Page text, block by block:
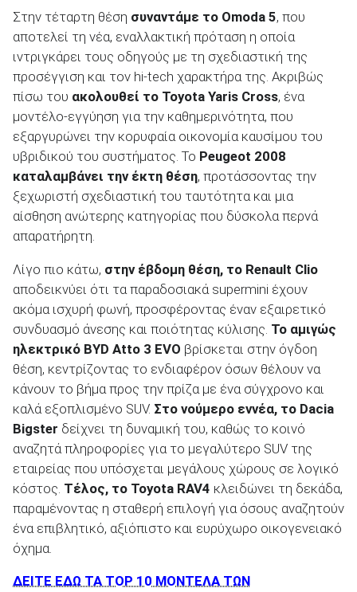
Στην τέταρτη θέση συναντάμε το Omoda 5, που
αποτελεί τη νέα, εναλλακτική πρόταση η οποία
ιντριγκάρει τους οδηγούς με τη σχεδιαστική της
προσέγγιση και τον hi-tech χαρακτήρα της. Ακριβώς
πίσω του ακολουθεί το Toyota Yaris Cross, ένα
μοντέλο-εγγύηση για την καθημερινότητα, που
εξαργυρώνει την κορυφαία οικονομία καυσίμου του
υβριδικού του συστήματος. Το Peugeot 2008
καταλαμβάνει την έκτη θέση, προτάσσοντας την
ξεχωριστή σχεδιαστική του ταυτότητα και μια
αίσθηση ανώτερης κατηγορίας που δύσκολα περνά
απαρατήρητη.
Λίγο πιο κάτω, στην έβδομη θέση, το Renault Clio
αποδεικνύει ότι τα παραδοσιακά supermini έχουν
ακόμα ισχυρή φωνή, προσφέροντας έναν εξαιρετικό
συνδυασμό άνεσης και ποιότητας κύλισης. Το αμιγώς
ηλεκτρικό BYD Atto 3 EVO βρίσκεται στην όγδοη
θέση, κεντρίζοντας το ενδιαφέρον όσων θέλουν να
κάνουν το βήμα προς την πρίζα με ένα σύγχρονο και
καλά εξοπλισμένο SUV. Στο νούμερο εννέα, το Dacia
Bigster δείχνει τη δυναμική του, καθώς το κοινό
αναζητά πληροφορίες για το μεγαλύτερο SUV της
εταιρείας που υπόσχεται μεγάλους χώρους σε λογικό
κόστος. Τέλος, το Toyota RAV4 κλειδώνει τη δεκάδα,
παραμένοντας η σταθερή επιλογή για όσους αναζητούν
ένα επιβλητικό, αξιόπιστο και ευρύχωρο οικογενειακό
όχημα.
ΔΕΙΤΕ ΕΔΩ ΤΑ ΤΟΡ 10 ΜΟΝΤΕΛΑ ΤΩΝ